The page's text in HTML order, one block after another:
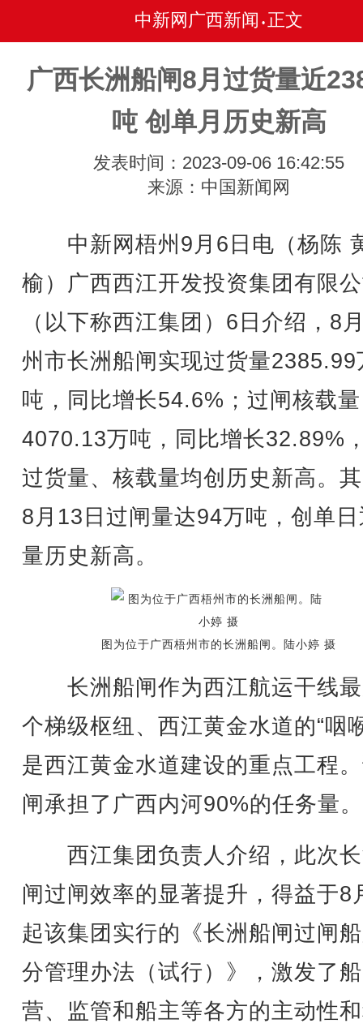
中新网广西新闻 • 正文
广西长洲船闸8月过货量近
吨 创单月历史新高
发表时间：2023-09-06 16:42:55
来源：中国新闻网
中新网梧州9月6日电（杨陈
榆）广西西江开发投资集团有限
（以下称西江集团）6日介绍，8
州市长洲船闸实现过货量2385.99
吨，同比增长54.6%；过闸核载量
4070.13万吨，同比增长32.89%
过货量、核载量均创历史新高。
8月13日过闸量达94万吨，创单
量历史新高。
图为位于广西梧州市的长洲船闸。陆小婷 摄
长洲船闸作为西江航运干线
个梯级枢纽、西江黄金水道的“咽
是西江黄金水道建设的重点工程
闸承担了广西内河90%的任务量。
西江集团负责人介绍，此次
闸过闸效率的显著提升，得益于8
起该集团实行的《长洲船闸过闸
分管理办法（试行）》，激发了
营、监管和船主等各方的主动性